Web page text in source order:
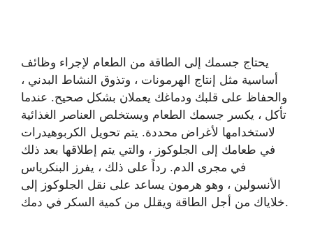
يحتاج جسمك إلى الطاقة من الطعام لإجراء وظائف
أساسية مثل إنتاج الهرمونات ، وتذوق النشاط البدني ،
والحفاظ على قلبك ودماغك يعملان بشكل صحيح. عندما
تأكل ، يكسر جسمك الطعام ويستخلص العناصر الغذائية
لاستخدامها لأغراض محددة. يتم تحويل الكربوهيدرات
في طعامك إلى الجلوكوز ، والتي يتم إطلاقها بعد ذلك
في مجرى الدم. رداً على ذلك ، يفرز البنكرياس
الأنسولين ، وهو هرمون يساعد على نقل الجلوكوز إلى
خلاياك من أجل الطاقة ويقلل من كمية السكر في دمك.